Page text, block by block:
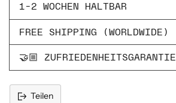
1-2 WOCHEN HALTBAR
FREE SHIPPING (WORLDWIDE)
🤝🏼 ZUFRIEDENHEITSGARANTIE
Teilen